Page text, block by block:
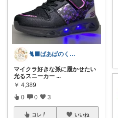
🐈‍⬛ばあばのくらしメモ🐾
マイクラ好きな孫に履かせたい
光るスニーカー ...
￥ 4,389
0 0 3
コレ いいね